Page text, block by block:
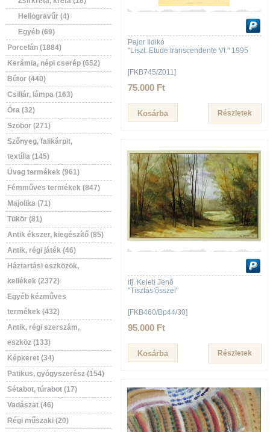
Heliogravűr (4)
Egyéb (69)
Porcelán (1884)
Kerámia, népi cserép (652)
Bútor (440)
Csillár, lámpa (163)
Óra (32)
Szobor (271)
Szőnyeg, falikárpit,
textília (145)
Üveg termékek (961)
Fémműves termékek (847)
Majolika (71)
Tükör (81)
Antik ékszer, kiegészítő (85)
Antik, régi játék (46)
Háztartási eszközök,
kellékek (2372)
Egyéb kézműves
termékek (432)
Antik, régi szerszám,
eszköz (133)
Képkeret (34)
Patikus, gyógyszerész (154)
Sétabot, túrabot (17)
Vadászat (46)
Régi műszaki (20)
Pajor Ildikó
"Liszt: Etude transcendente VI." 1995
[FKB745/Z011]
75.000 Ft
Részletek
ifj. Keleti Jenő
"Tisztás ősszel"
[FKB460/Bp44/30]
95.000 Ft
Részletek